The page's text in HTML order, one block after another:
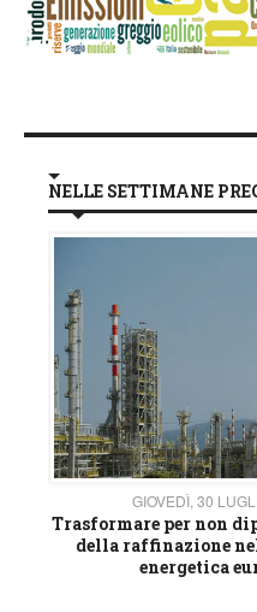
NELLE SETTIMANE
GIOVEDÌ, 30
Trasformare per non
della raffinazione
energetica